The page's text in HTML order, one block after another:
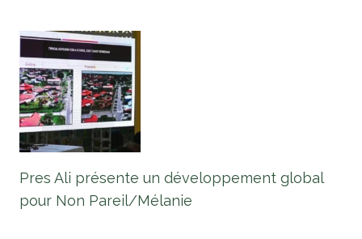
Pres Ali présente un développement global
pour Non Pareil/Mélanie